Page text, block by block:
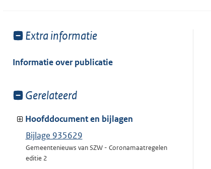
Toon
van:
Extra informatie
Informatie over publicatie
Toon
van:
Gerelateerd
Hoofddocument en bijlagen
Bijlage 935629
Gemeentenieuws van SZW - Coronamaatregelen
editie 2